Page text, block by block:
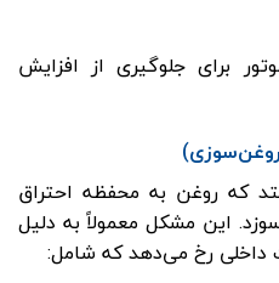
برای جلوگیری از افزایش
که روغن به محفظه احتراق
این مشکل معمولاً به دلیل
داخلی رخ می‌دهد که شامل: